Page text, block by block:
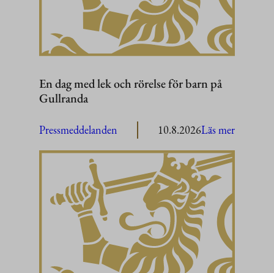
En dag med lek och rörelse för barn på
Gullranda
Pressmeddelanden 10.8.2026Läs mer: